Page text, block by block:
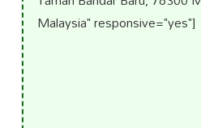
Malaysia" responsive="yes"]